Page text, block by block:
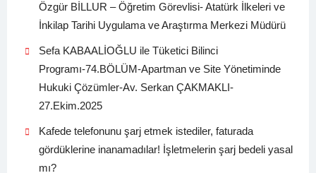
Özgür BİLLUR – Öğretim Görevlisi- Atatürk İlkeleri ve
İnkilap Tarihi Uygulama ve Araştırma Merkezi Müdürü
Sefa KABAALİOĞLU ile Tüketici Bilinci
Programı-74.BÖLÜM-Apartman ve Site Yönetiminde
Hukuki Çözümler-Av. Serkan ÇAKMAKLI-
27.Ekim.2025
Kafede telefonunu şarj etmek istediler, faturada
gördüklerine inanamadılar! İşletmelerin şarj bedeli yasal
mı?